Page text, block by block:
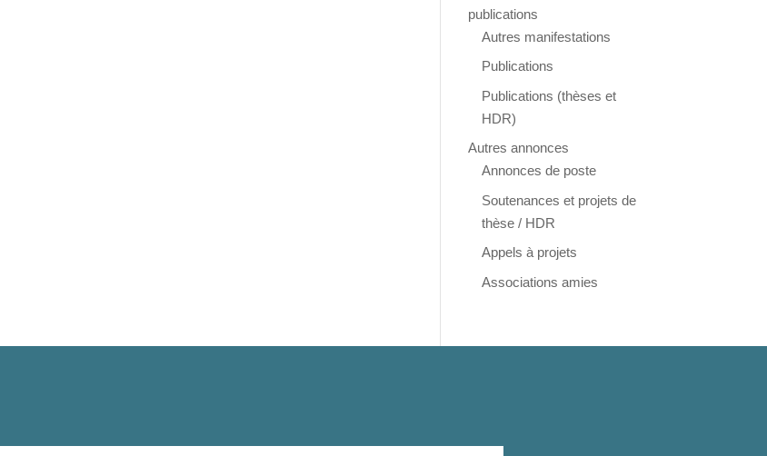
publications
Autres manifestations
Publications
Publications (thèses et
HDR)
Autres annonces
Annonces de poste
Soutenances et projets de
thèse / HDR
Appels à projets
Associations amies